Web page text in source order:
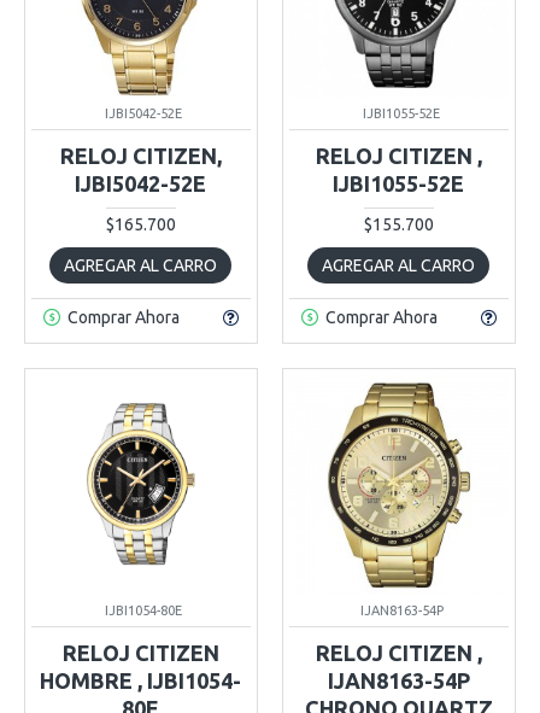
IJBI5042-52E
RELOJ CITIZEN,
IJBI5042-52E
$165.700
AGREGAR AL CARRO
Comprar Ahora
IJBI1055-52E
RELOJ CITIZEN ,
IJBI1055-52E
$155.700
AGREGAR AL CARRO
Comprar Ahora
IJBI1054-80E
RELOJ CITIZEN
HOMBRE , IJBI1054-
80E
IJAN8163-54P
RELOJ CITIZEN ,
IJAN8163-54P
CHRONO QUARTZ